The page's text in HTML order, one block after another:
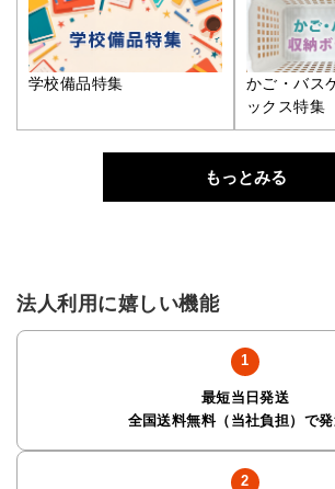
学校備品特集
かご・バス
ックス特集
もっとみる
法人利用に嬉しい機能
最短当日発送
全国送料無料（当社負担）で発